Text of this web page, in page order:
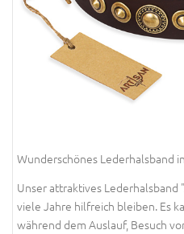
Wunderschönes Lederhalsband
Unser attraktives Lederhalsband
viele Jahre hilfreich bleiben. Es
während dem Auslauf, Besuch